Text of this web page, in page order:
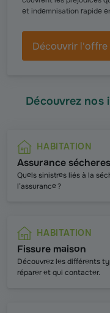
et indemnisation rapide
Découvrir l'offre
Découvrez nos
HABITATION
Assurance
Quels sinistres liés à la
l’assurance ?
HABITATION
Fissure maison
Découvrez les différents
réparer et qui contacter.